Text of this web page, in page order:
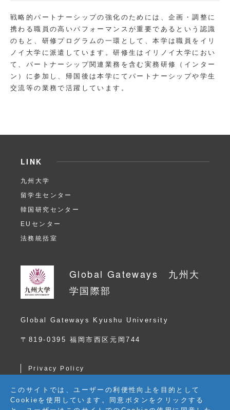
戦略的パートナーシップの強化のためには、企画・調整に
携わる職員の高いパフォーマンスが重要であるという認識
のもと、研修プログラムの一環として、本学は職員をイリ
ノイ大学に派遣しています。研修生はイリノイ大学におい
て、パートナーシップ関連業務を含む実務研修（インター
ン）に参加し、帰国後は本学にてパートナーシップや学生
交流等の業務で活躍しています。
LINK
九州大学
留学生センター
韓国研究センター
EUセンター
法務統括室
Global Gateways 九州大
学国際部
Global Gateways Kyushu University
〒819-0395 福岡市西区元岡744
Privacy Policy
お問い合わせ一覧
このサイトでは、ユーザーの利便性向上を目的として
Cookieを使用しています。同意ボタンをクリックする